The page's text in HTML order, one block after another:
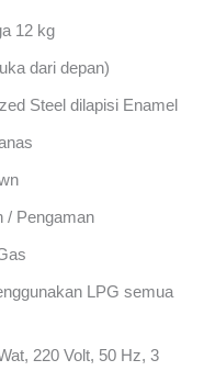
12 kg
dari depan)
Steel dilapisi Enamel
/ Pengaman
LPG semua
220 Volt, 50 Hz, 3